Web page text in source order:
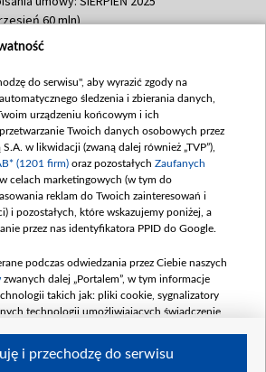
60 mln)
635 783 051,21 PLN
100 mln, październik 350
265 mln)
48 862 000,00 PLN
umowy: GRUDZIEŃ 2025
60,548 mln)
900 000 000,00 PLN
umowy: LUTY 2026 (wpłata
mln, 7 maja 180 mln, 8
mln)
250 000 000,00 PLN
250 mln
do serwisu", aby wyrazić zgody na
śledzenia i zbierania danych,
urządzeniu końcowym i ich
Twoich danych osobowych przez
w likwidacji (zwaną dalej również „TVP”),
(1201 firm) oraz pozostałych Zaufanych
, w celach marketingowych (w tym do
reklam do Twoich zainteresowań i
i pozostałych, które wskazujemy poniżej, a
przez nas identyfikatora PPID do Google.
podczas odwiedzania przez Ciebie naszych
zwanych dalej „Portalem”, w tym informacje
takich jak: pliki cookie, sygnalizatory
technologii umożliwiających świadczenie
i przechodzę do serwisu